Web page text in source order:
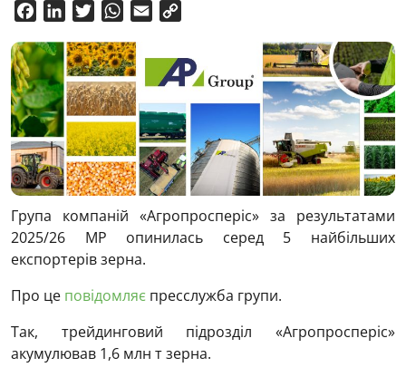
FacebookLinkedInTwitterWhatsApp
Email
Група компаній «Агропросперіс» за результатами
2025/26 МР опинилась серед 5 найбільших
експортерів зерна.
Про це повідомляє пресслужба групи.
Так, трейдинговий підрозділ «Агропросперіс»
акумулював 1,6 млн т зерна.